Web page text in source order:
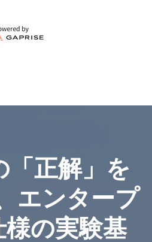
「正解」を
エンタープ
様の実験基